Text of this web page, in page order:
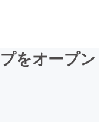
をオープン